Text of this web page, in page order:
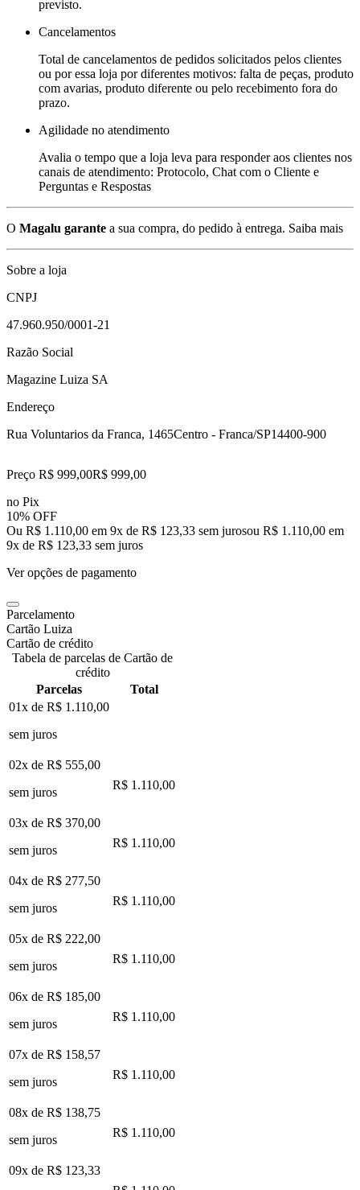
previsto.
Cancelamentos
Total de cancelamentos de pedidos solicitados pelos clientes
ou por essa loja por diferentes motivos: falta de peças, produto
com avarias, produto diferente ou pelo recebimento fora do
prazo.
Agilidade no atendimento
Avalia o tempo que a loja leva para responder aos clientes nos
canais de atendimento: Protocolo, Chat com o Cliente e
Perguntas e Respostas
O Magalu garante a sua compra, do pedido à entrega. Saiba mais
Sobre a loja
CNPJ
47.960.950/0001-21
Razão Social
Magazine Luiza SA
Endereço
Rua Voluntarios da Franca, 1465Centro - Franca/SP14400-900
Preço R$ 999,00R$ 999,00
no Pix
10% OFF
Ou R$ 1.110,00 em 9x de R$ 123,33 sem jurosou R$ 1.110,00 em
9x de R$ 123,33 sem juros
Ver opções de pagamento
Parcelamento
Cartão Luiza
Cartão de crédito
Tabela de parcelas de Cartão de
crédito
Parcelas
Total
01x de R$ 1.110,00
sem juros
02x de R$ 555,00
sem juros
R$ 1.110,00
03x de R$ 370,00
sem juros
R$ 1.110,00
04x de R$ 277,50
sem juros
R$ 1.110,00
05x de R$ 222,00
sem juros
R$ 1.110,00
06x de R$ 185,00
sem juros
R$ 1.110,00
07x de R$ 158,57
sem juros
R$ 1.110,00
08x de R$ 138,75
sem juros
R$ 1.110,00
09x de R$ 123,33